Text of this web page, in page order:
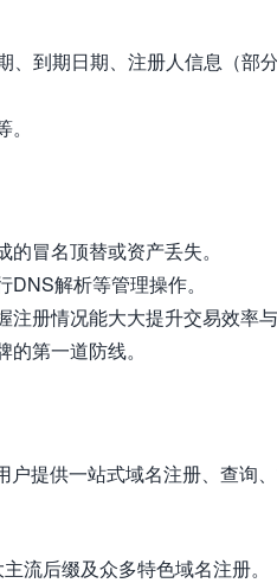
到期日期、注册人信息（部
冒名顶替或资产丢失。
DNS解析等管理操作。
册情况能大大提升交易效率与
第一道防线。
提供一站式域名注册、查询
流后缀及众多特色域名注册。